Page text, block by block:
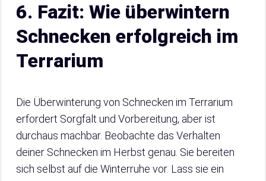
6. Fazit: Wie überwintern
Schnecken erfolgreich im
Terrarium
Die Überwinterung von Schnecken im Terrarium
erfordert Sorgfalt und Vorbereitung, aber ist
durchaus machbar. Beobachte das Verhalten
deiner Schnecken im Herbst genau. Sie bereiten
sich selbst auf die Winterruhe vor. Lass sie ein